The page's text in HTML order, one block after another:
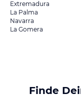
Extremadura
La Palma
Navarra
La Gomera
Finde